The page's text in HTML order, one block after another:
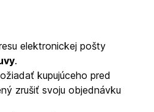
elektronickej pošty
.
kupujúceho pred
zrušiť svoju objednávku